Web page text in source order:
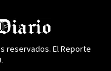
reservados. El Reporte